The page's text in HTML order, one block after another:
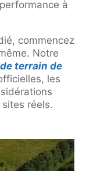
à
commencez
Notre
terrain de
les
réels.